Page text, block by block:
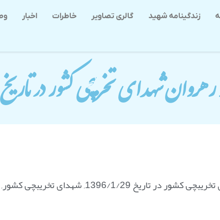
زندگینامه شهید گالری تصاویر خاطرات اخبار
شهدای تخریبچی کشور در تاریخ 1396/
کشور در تاریخ 1396/1/29 ,شهدای تخریبچی کشور,